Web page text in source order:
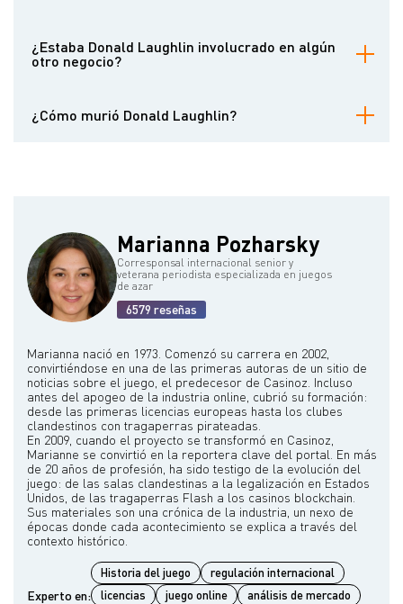
proyectos de infraestructuras, como el puente de Laughlin y la
ampliación del aeropuerto.
¿Estaba Donald Laughlin involucrado en algún
otro negocio?
en varias empresas inmobiliarias.
¿Cómo murió Donald Laughlin?
Marianna Pozharsky
Corresponsal internacional senior y
veterana periodista especializada en juegos
de azar
6579 reseñas
Marianna nació en 1973. Comenzó su carrera en 2002,
convirtiéndose en una de las primeras autoras de un sitio de
noticias sobre el juego, el predecesor de Casinoz. Incluso
antes del apogeo de la industria online, cubrió su formación:
desde las primeras licencias europeas hasta los clubes
clandestinos con tragaperras pirateadas.
En 2009, cuando el proyecto se transformó en Casinoz,
Marianne se convirtió en la reportera clave del portal. En más
de 20 años de profesión, ha sido testigo de la evolución del
juego: de las salas clandestinas a la legalización en Estados
Unidos, de las tragaperras Flash a los casinos blockchain.
Sus materiales son una crónica de la industria, un nexo de
épocas donde cada acontecimiento se explica a través del
Experto en:
Historia del juego
regulación internacional
licencias
juego online
análisis de mercado